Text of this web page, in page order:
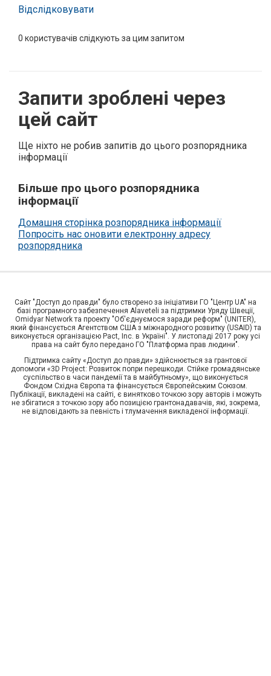
Відслідковувати
0 користувачів слідкують за цим запитом
Запити зроблені через
цей сайт
Ще ніхто не робив запитів до цього розпорядника
інформації
Більше про цього розпорядника
інформації
Домашня сторінка розпорядника інформації
Попросіть нас оновити електронну адресу
розпорядника
Сайт "Доступ до правди" було створено за ініціативи ГО "Центр UA" на
базі програмного забезпечення Alaveteli за підтримки Уряду Швеції,
Omidyar Network та проекту "Об'єднуємося заради реформ" (UNITER),
який фінансується Агентством США з міжнародного розвитку (USAID) та
виконується організацією Pact, Inc. в Україні". У листопаді 2017 року усі
права на сайт було передано ГО "Платформа прав людини".
Підтримка сайту «Доступ до правди» здійснюється за грантової
допомоги «3D Project: Розвиток попри перешкоди. Стійке громадянське
суспільство в часи пандемії та в майбутньому», що виконується
Фондом Східна Європа та фінансується Європейським Союзом.
Публікації, викладені на сайті, є винятково точкою зору авторів і можуть
не збігатися з точкою зору або позицією грантонадавачів, які, зокрема,
не відповідають за певність і тлумачення викладеної інформації.